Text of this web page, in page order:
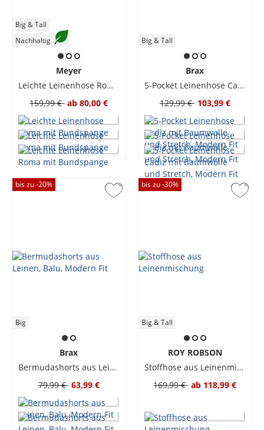
Big & Tall
Nachhaltig
Meyer
Leichte Leinenhose Roma mit Bundspange
159,99 € ab 80,00 €
Big & Tall
Brax
5-Pocket Leinenhose Cadiz mit Baumwolle und Stretch, Modern Fit
129,99 € 103,99 €
bis zu -20%
Big
Brax
Bermudashorts aus Leinen, Balu, Modern Fit
79,99 € 63,99 €
bis zu -30%
Big & Tall
ROY ROBSON
Stoffhose aus Leinenmischung
169,99 € ab 118,99 €